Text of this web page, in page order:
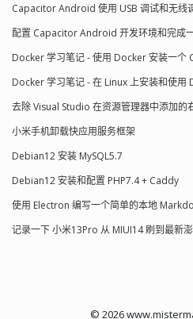
Capacitor Android 使用 USB 调试和无线
配置 Capacitor Android 开发环境和完成
Docker 学习笔记 - 使用 Docker 安装一个
Docker 学习笔记 - 在 Linux 上安装和使用
去除 Visual Studio 在资源管理器中添加的
小米手机卸载快应用服务框架
Debian12 安装 MySQL5.7
Debian12 安装和配置 PHP7.4 + Caddy
使用 Electron 编写一个简单的本地
记录一下 小米13Pro 从 MIUI14 刷到最新
© 2026